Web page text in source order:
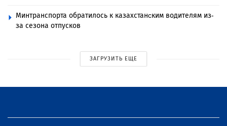
Минтранспорта обратилось к казахстанcким водителям из-
за сезона отпусков
ЗАГРУЗИТЬ ЕЩЕ